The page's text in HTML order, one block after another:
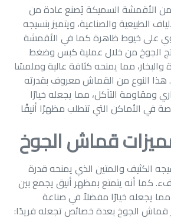
الأقمشة السميكة يُصنع عادة من
الطبيعية والصناعية، ويتميز بنسيجه
على خيوط ظاهرة كما في الأقمشة
الجوخ من خلال عملية كبس وضغط
والبخار، مما يمنحه كثافة عالية وملمسًا
النوع من القماش معروف بقدرته
ومقاومة التآكل، مما يجعله خيارًا
في الأماكن التي تتطلب مظهرًا أنيقًا
قماش الجوخ
الكثيف والمتين الذي يمنحه قدرة
كما أنه يتمتع بمظهر أنيق يجمع بين
مما يجعله خيارًا مفضلاً في صناعة
قماش الجوخ بعدة خصائص تجعله فريدًا: